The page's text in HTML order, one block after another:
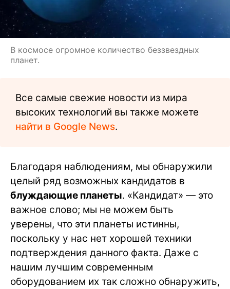
В космосе огромное количество беззвездных
планет.
Все самые свежие новости из мира
высоких технологий вы также можете
найти в Google News.
Благодаря наблюдениям, мы обнаружили
целый ряд возможных кандидатов в
блуждающие планеты. «Кандидат» — это
важное слово; мы не можем быть
уверены, что эти планеты истинны,
поскольку у нас нет хорошей техники
подтверждения данного факта. Даже с
нашим лучшим современным
оборудованием их так сложно обнаружить,